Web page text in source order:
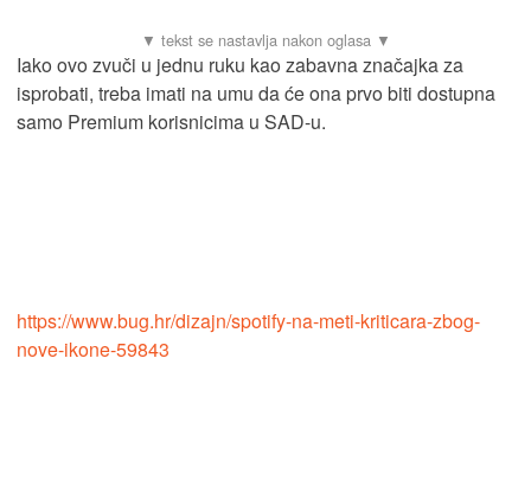
Iako ovo zvuči u jednu ruku kao zabavna značajka za
isprobati, treba imati na umu da će ona prvo biti dostupna
samo Premium korisnicima u SAD-u.
https://www.bug.hr/dizajn/spotify-na-meti-kriticara-zbog-
nove-ikone-59843